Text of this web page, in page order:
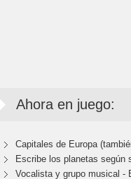
Ahora en juego:
Capitales de Europa
Escribe los planetas según
Vocalista y grupo musical -